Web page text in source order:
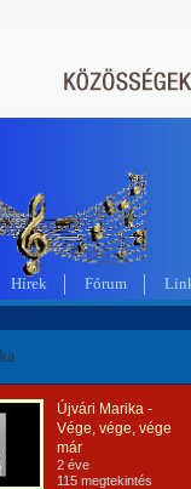
Hírek Fórum
Újvári Marika -
Vége, vége, vége
már
2 éve
115 megtekintés